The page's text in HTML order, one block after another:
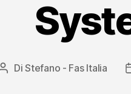
Autore
DiStefano - Fas Italia